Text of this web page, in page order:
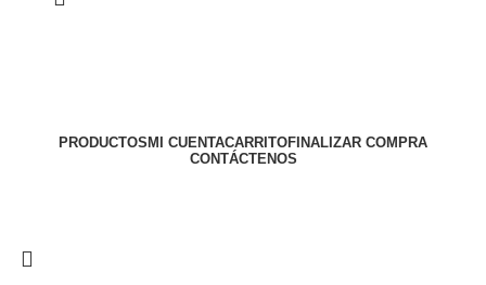
PRODUCTOS MI CUENTACARRITOFINALIZAR COMPRA
CONTÁCTENOS